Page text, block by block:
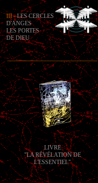
III -LES CERCLES
D'ANGES
LES PORTES
DE DIEU
_______________________________
LIVRE
"LA RÉVÉLATION DE
L'ESSENTIEL"